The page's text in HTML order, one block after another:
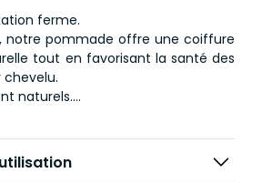
ferme.
notre pommade offre une coiffure
tout en favorisant la santé des
naturels.
précision tout en nourrissant
cuir chevelu.
soin pour leur efficacité sur les